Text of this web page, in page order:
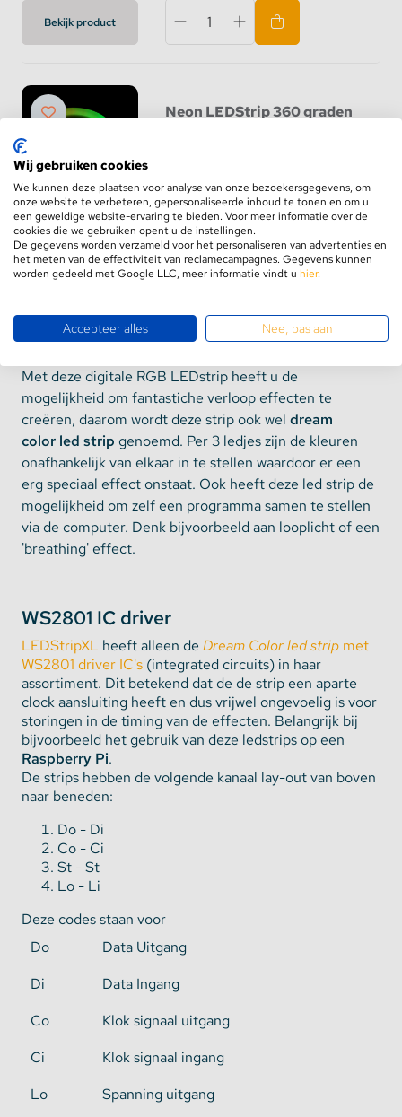
Bekijk product
Bekijk product
Neon LEDStrip 360 graden
€169,95
Dream Color led strip
Met deze digitale RGB LEDstrip heeft u de
mogelijkheid om fantastiche verloop effecten te
creëren, daarom wordt deze strip ook wel dream
color led strip genoemd. Per 3 ledjes zijn de kleuren
onafhankelijk van elkaar in te stellen waardoor er een
erg speciaal effect onstaat. Ook heeft deze led strip de
mogelijkheid om zelf een programma samen te stellen
via de computer. Denk bijvoorbeeld aan looplicht of een
'breathing' effect.
WS2801 IC driver
LEDStripXL heeft alleen de Dream Color led strip met
WS2801 driver IC's (integrated circuits) in haar
assortiment. Dit betekend dat de de strip een aparte
clock aansluiting heeft en dus vrijwel ongevoelig is voor
storingen in de timing van de effecten. Belangrijk bij
bijvoorbeeld het gebruik van deze ledstrips op een
Raspberry Pi.
De strips hebben de volgende kanaal lay-out van boven
naar beneden:
Do - Di
Co - Ci
St - St
Lo - Li
Deze codes staan voor
Do
Data Uitgang
Di
Data Ingang
Co
Klok signaal uitgang
Ci
Klok signaal ingang
Lo
Spanning uitgang
Wij gebruiken cookies
We kunnen deze plaatsen voor analyse van onze bezoekersgegevens, om
onze website te verbeteren, gepersonaliseerde inhoud te tonen en om u
een geweldige website-ervaring te bieden. Voor meer informatie over de
cookies die we gebruiken opent u de instellingen.
De gegevens worden verzameld voor het personaliseren van advertenties en
het meten van de effectiviteit van reclamecampagnes. Gegevens kunnen
worden gedeeld met Google LLC, meer informatie vindt u hier.
Accepteer alles Nee, pas aan